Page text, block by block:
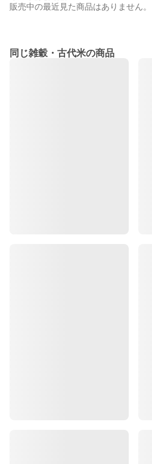
販売中の最近見た商品はありません。
同じ雑穀・古代米の商品